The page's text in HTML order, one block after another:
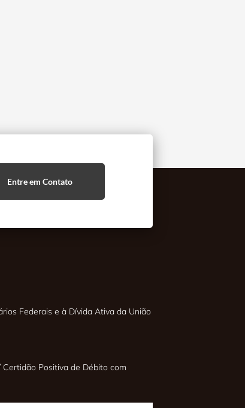
Entre em Contato
Federais e à Dívida Ativa da União
Positiva de Débito com